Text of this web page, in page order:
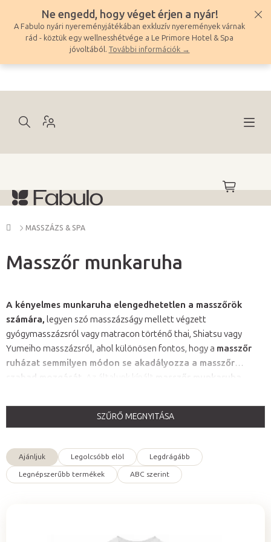
tartalomhoz
Ne engedd, hogy véget érjen a nyár!
A Fabulo nyári nyereményjátékában exkluzív nyeremények várnak
rád - köztük egy wellnesshétvége a Le Primore Hotel & Spa
jóvoltából. További információk →
KOSÁR
Kezdőlap
MASSZÁZS & SPA
Masszőr munkaruha
A kényelmes munkaruha elengedhetetlen a masszőrök
számára, legyen szó masszázságy mellett végzett
gyógymasszázsról vagy matracon történő thai, Shiatsu vagy
Yumeiho masszázsról, ahol különösen fontos, hogy a masszőr
ruházat semmilyen módon se akadályozza a masszőr
szabad mozgását.
Az általunk kínált
masszőr munkaruha
találhatódivatos nadrágok és pólóka masszőrökön kívül
gyógytornászoknak, kozmetikusoknak, körömstúdiók
egyéb egészségügyi dolgozóknak is kiválóan alkalmasak.
T
e
Ajánljuk Legolcsóbb elöl Legdrágább
Legnépszerűbb termékek ABC szerint
SZŰRŐ MEGNYITÁSA
e
r
m